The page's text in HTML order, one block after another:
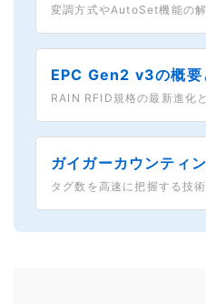
変調方式やAutoSet機能の
EPC Gen2 v3の概要
RAIN RFID規格の最新進化
ガイガーカウンティ
タグ数を高速に把握する技術